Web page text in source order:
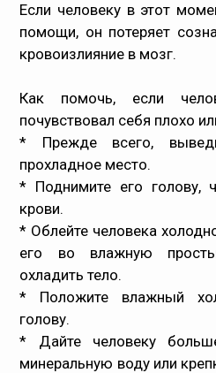
Если человеку в этот
помощи, он потеряет
кровоизлияние в мозг.
Как помочь, если
почувствовал себя плохо
* Прежде всего,
прохладное место.
* Поднимите его голову,
крови.
* Облейте человека
его во влажную
охладить тело.
* Положите влажный
голову.
* Дайте человеку
минеральную воду или